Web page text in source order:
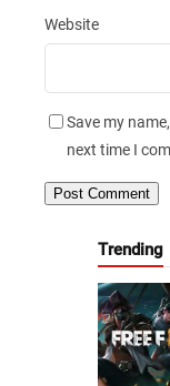
Website
Save my
next time I
Trending